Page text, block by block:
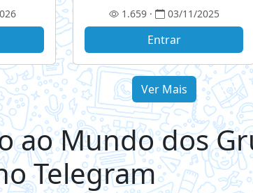
1.659 · 03/11/2025
Entrar
Ver Mais
ao Mundo dos
Telegram